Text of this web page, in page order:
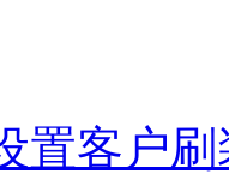
置客户